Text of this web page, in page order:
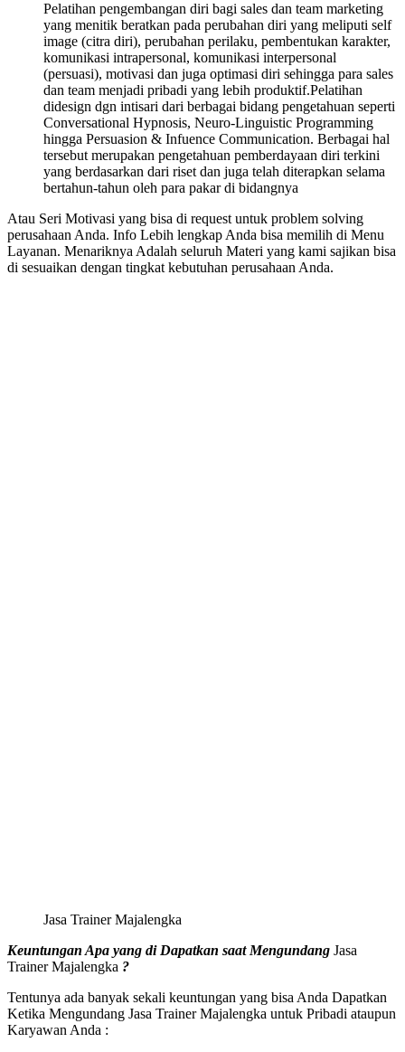
Pelatihan pengembangan diri bagi sales dan team marketing
yang menitik beratkan pada perubahan diri yang meliputi self
image (citra diri), perubahan perilaku, pembentukan karakter,
komunikasi intrapersonal, komunikasi interpersonal
(persuasi), motivasi dan juga optimasi diri sehingga para sales
dan team menjadi pribadi yang lebih produktif.Pelatihan
didesign dgn intisari dari berbagai bidang pengetahuan seperti
Conversational Hypnosis, Neuro-Linguistic Programming
hingga Persuasion & Infuence Communication. Berbagai hal
tersebut merupakan pengetahuan pemberdayaan diri terkini
yang berdasarkan dari riset dan juga telah diterapkan selama
bertahun-tahun oleh para pakar di bidangnya
Atau Seri Motivasi yang bisa di request untuk problem solving
perusahaan Anda. Info Lebih lengkap Anda bisa memilih di Menu
Layanan. Menariknya Adalah seluruh Materi yang kami sajikan bisa
di sesuaikan dengan tingkat kebutuhan perusahaan Anda.
Jasa Trainer Majalengka
Keuntungan Apa yang di Dapatkan saat Mengundang Jasa
Trainer Majalengka ?
Tentunya ada banyak sekali keuntungan yang bisa Anda Dapatkan
Ketika Mengundang Jasa Trainer Majalengka untuk Pribadi ataupun
Karyawan Anda :